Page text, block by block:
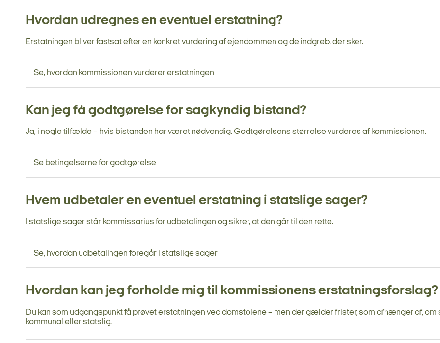
Hvordan udregnes en eventuel erstatning?
Erstatningen bliver fastsat efter en konkret vurdering af ejendommen og de indgreb, der sker.
Se, hvordan kommissionen vurderer erstatningen
Kan jeg få godtgørelse for sagkyndig bistand?
Ja, i nogle tilfælde – hvis bistanden har været nødvendig. Godtgørelsens størrelse vurderes af kommissionen.
Se betingelserne for godtgørelse
Hvem udbetaler en eventuel erstatning i statslige sager?
I statslige sager står kommissarius for udbetalingen og sikrer, at den går til den rette.
Se, hvordan udbetalingen foregår i statslige sager
Hvordan kan jeg forholde mig til kommissionens erstatningsforslag?
Du kan som udgangspunkt få prøvet erstatningen ved domstolene – men der gælder frister, som afhænger af, om
kommunal eller statslig.